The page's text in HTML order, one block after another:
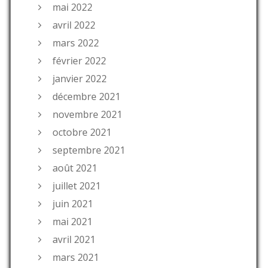
mai 2022
avril 2022
mars 2022
février 2022
janvier 2022
décembre 2021
novembre 2021
octobre 2021
septembre 2021
août 2021
juillet 2021
juin 2021
mai 2021
avril 2021
mars 2021